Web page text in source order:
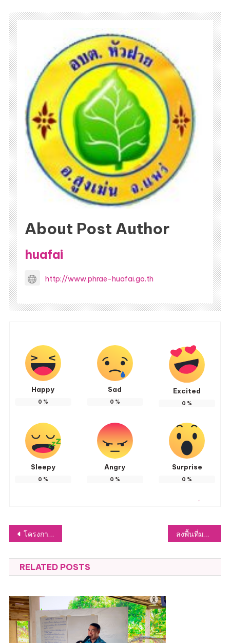
About Post Author
huafai
http://www.phrae-huafai.go.th
Happy
0 %
Sad
0 %
Excited
0 %
Sleepy
0 %
Angry
0 %
Surprise
0 %
แนะแนว
เรื่อง
โครงการรณรงค์เด็กไทยใส่หมวกนิรภัย ศูนย์พัฒนาเด็กเล็ก อบต.หัวฝาย ประจำปี พ.ศ.2569 ลงพื้นที่มอบป้ายรณรงค์และสัญลักษณ์การงดสูบบุหรี่และบุหรี่ไฟฟ้า
RELATED POSTS